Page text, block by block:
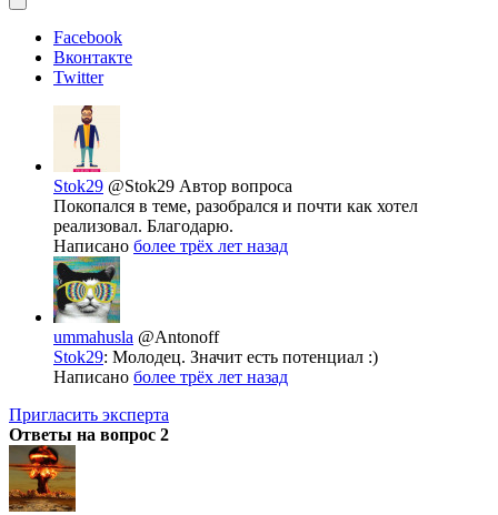
Facebook
Вконтакте
Twitter
Stok29 @Stok29 Автор вопроса
Покопался в теме, разобрался и почти как хотел
реализовал. Благодарю.
Написано более трёх лет назад
ummahusla @Antonoff
Stok29: Молодец. Значит есть потенциал :)
Написано более трёх лет назад
Пригласить эксперта
Ответы на вопрос 2